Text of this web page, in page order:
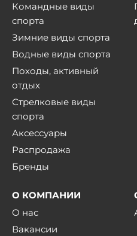
Командные виды
спорта
Зимние виды спорта
Водные виды спорта
Походы, активный
отдых
Стрелковые виды
спорта
Аксессуары
Распродажа
Бренды
О КОМПАНИИ
О нас
Вакансии